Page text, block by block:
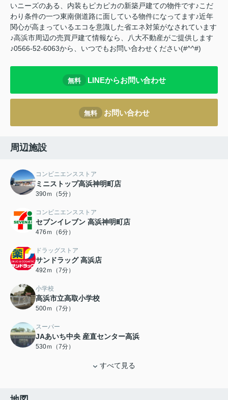
いニーズのある、内装もピカピカの新築戸建ての物件です♪こだ
わり条件の一つ東南側道路に面している物件になってます♪近年
関心が高まっているエコを意識した省エネ対策がなされています
♪高浜市周辺の売買戸建て情報なら、八大不動産がご提供します
♪0566-52-6063から、いつでもお問い合わせください(#^^#)
無料 LINEからお問い合わせ
無料 お問い合わせ
周辺施設
コンビニエンスストア
ミニストップ高浜神明町店
390ｍ（5分）
コンビニエンスストア
セブンイレブン 高浜神明町店
476ｍ（6分）
ドラッグストア
サンドラッグ 高浜店
492ｍ（7分）
小学校
高浜市立高取小学校
500ｍ（7分）
スーパー
JAあいち中央 産直センター高浜
530ｍ（7分）
すべて見る